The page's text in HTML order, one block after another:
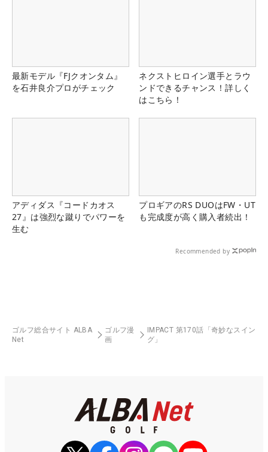
最新モデル『FJクオンタム』
を石井良介プロがチェック
ネクストヒロイン選手とラウ
ンドできるチャンス！詳しく
はこちら！
アディダス『コードカオス
27』は強烈な蹴りでパワーを
生む
プロギアのRS DUOはFW・UT
も完成度が高く購入者続出！
Recommended by
ゴルフ総合サイト ALBA
Net
ゴルフ漫
画
IMPACT 第170話「奇妙なスイン
グ」